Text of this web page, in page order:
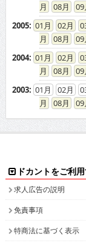
08
09
2005: 01 02
08
09
2004: 01 02
08
09
2003: 01 02
08
09
ドカントをご利
求人広告の説明
免責事項
特商法に基づく表示